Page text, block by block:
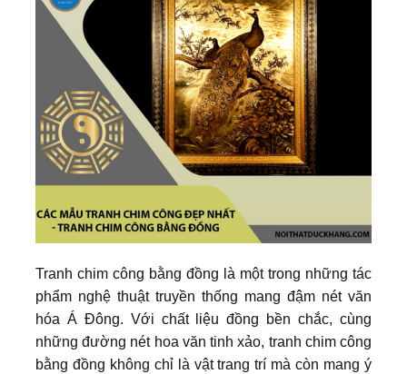
Tranh chim công bằng đồng là một trong những tác
phẩm nghệ thuật truyền thống mang đậm nét văn
hóa Á Đông. Với chất liệu đồng bền chắc, cùng
những đường nét hoa văn tinh xảo, tranh chim công
bằng đồng không chỉ là vật trang trí mà còn mang ý